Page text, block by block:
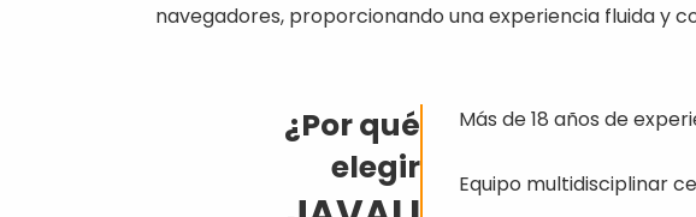
navegadores, proporcionando una experiencia fluida y
¿Por qué
elegir
Más de 18 años de
Equipo multidisciplinar